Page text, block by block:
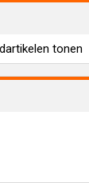
tonen